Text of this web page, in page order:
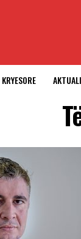
KRYESORE